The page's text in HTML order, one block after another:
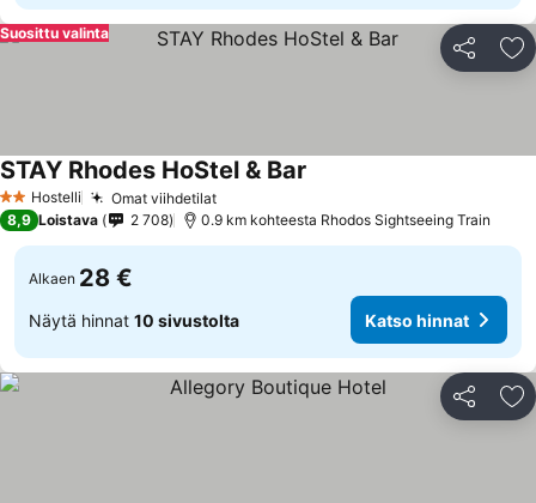
Jaa
Suosittu valinta
2 Tähtiluokitus
Hostelli Omat viihdetilatKatso hinnat
STAY Rhodes HoStel & Bar
8,9 Loistava 2 708 0.9 km kohteesta Rhodos Sightseeing Train
Alkaen 28 €
Näytä hinnat 10 sivustolta Katso hinnat
Jaa